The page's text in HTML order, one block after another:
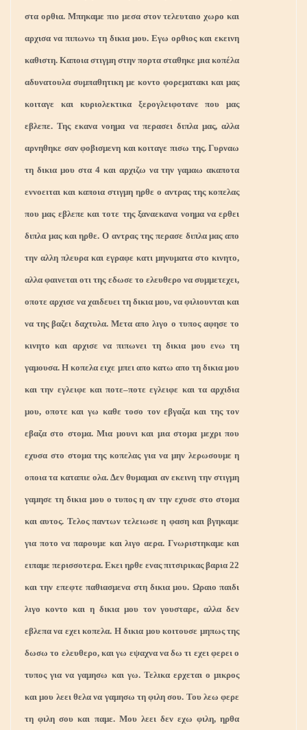
στα ορθια. Μπηκαμε πιο μεσα στον τελευταιο χωρο και
αρχισα να πιπωνω τη δικια μου. Εγω ορθιος και εκεινη
καθιστη. Καποια στιγμη στην πορτα σταθηκε μια κοπέλα
αδυνατουλα συμπαθητικη με κοντο φορεματακι και μας
κοιταγε και κυριολεκτικα ξερογλειφοτανε που μας
εβλεπε. Της εκανα νοημα να περασει διπλα μας, αλλα
αρνηθηκε σαν φοβισμενη και κοιταγε πισω της. Γυρναω
τη δικια μου στα 4 και αρχιζω να την γαμαω ακαποτα
εννοειται και καποια στιγμη ηρθε ο αντρας της κοπελας
που μας εβλεπε και τοτε της ξαναεκανα νοημα να ερθει
διπλα μας και ηρθε. Ο αντρας της περασε διπλα μας απο
την αλλη πλευρα και εγραφε κατι μηνυματα στο κινητο,
αλλα φαινεται οτι της εδωσε το ελευθερο να συμμετεχει,
οποτε αρχισε να χαιδευει τη δικια μου, να φιλιουνται και
να της βαζει δαχτυλα. Μετα απο λιγο ο τυπος αφησε το
κινητο και αρχισε να πιπωνει τη δικια μου ενω τη
γαμουσα. Η κοπελα ειχε μπει απο κατω απο τη δικια μου
και την εγλειφε και ποτε–ποτε εγλειφε και τα αρχιδια
μου, οποτε και γω καθε τοσο τον εβγαζα και της τον
εβαζα στο στομα. Μια μουνι και μια στομα μεχρι που
εχυσα στο στομα της κοπελας για να μην λερωσουμε η
οποια τα καταπιε ολα. Δεν θυμαμαι αν εκεινη την στιγμη
γαμησε τη δικια μου ο τυπος η αν την εχυσε στο στομα
και αυτος. Τελος παντων τελειωσε η φαση και βγηκαμε
για ποτο να παρουμε και λιγο αερα. Γνωριστηκαμε και
ειπαμε περισσοτερα. Εκει ηρθε ενας πιτσιρικας βαρια 22
και την επεφτε παθιασμενα στη δικια μου. Ωραιο παιδι
λιγο κοντο και η δικια μου τον γουσταρε, αλλα δεν
εβλεπα να εχει κοπελα. Η δικια μου κοιτουσε μηπως της
δωσω το ελευθερο, και γω εψαχνα να δω τι εχει φερει ο
τυπος για να γαμησω και γω. Τελικα ερχεται ο μικρος
και μου λεει θελα να γαμησω τη φιλη σου. Του λεω φερε
τη φιλη σου και παμε. Μου λεει δεν εχω φιλη, ηρθα